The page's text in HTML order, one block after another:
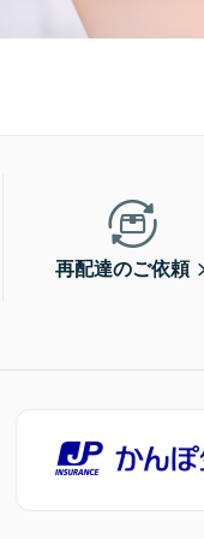
再配達のご依頼